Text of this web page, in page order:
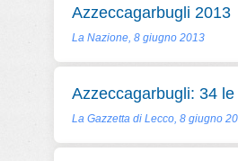
Azzeccagarbugli 2013
La Nazione, 8 giugno 2013
Azzeccagarbugli: 34
La Gazzetta di Lecco, 8 giugno